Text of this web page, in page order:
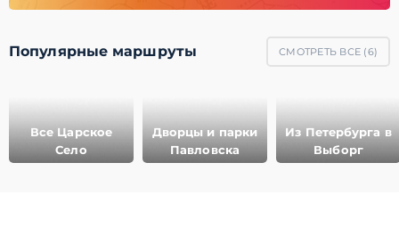
Популярные маршруты СМОТРЕТЬ ВСЕ (6)
Все Царское
Село
Дворцы и парки
Павловска
Из Петербурга в
Выборг